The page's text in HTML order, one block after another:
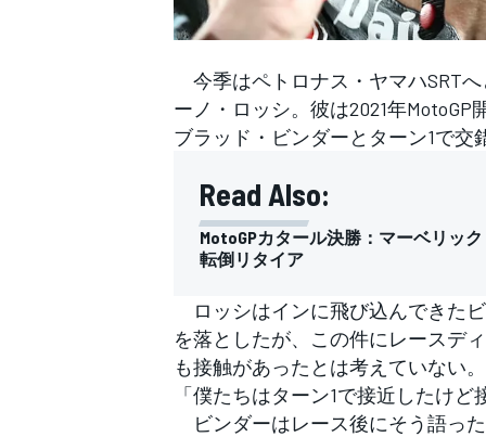
フォーミュラE
今季はペトロナス・ヤマハSRT
ーノ・ロッシ。彼は2021年
ブラッド・ビンダーとターン1で交
Read Also:
MotoGPカタール決勝：マーベリッ
転倒リタイア
ロッシはインに飛び込んできた
を落としたが、この件にレースデ
も接触があったとは考えていない。
「僕たちはターン1で接近したけ
ビンダーはレース後にそう語っ